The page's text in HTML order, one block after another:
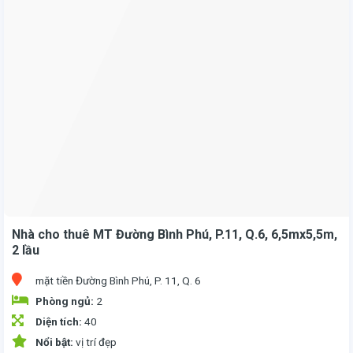
Nhà cho thuê MT Đường Bình Phú, P.11, Q.6, 6,5mx5,5m,
2 lầu
mặt tiền Đường Bình Phú, P. 11, Q. 6
Phòng ngủ: 2
Diện tích: 40
Nổi bật: vị trí đẹp